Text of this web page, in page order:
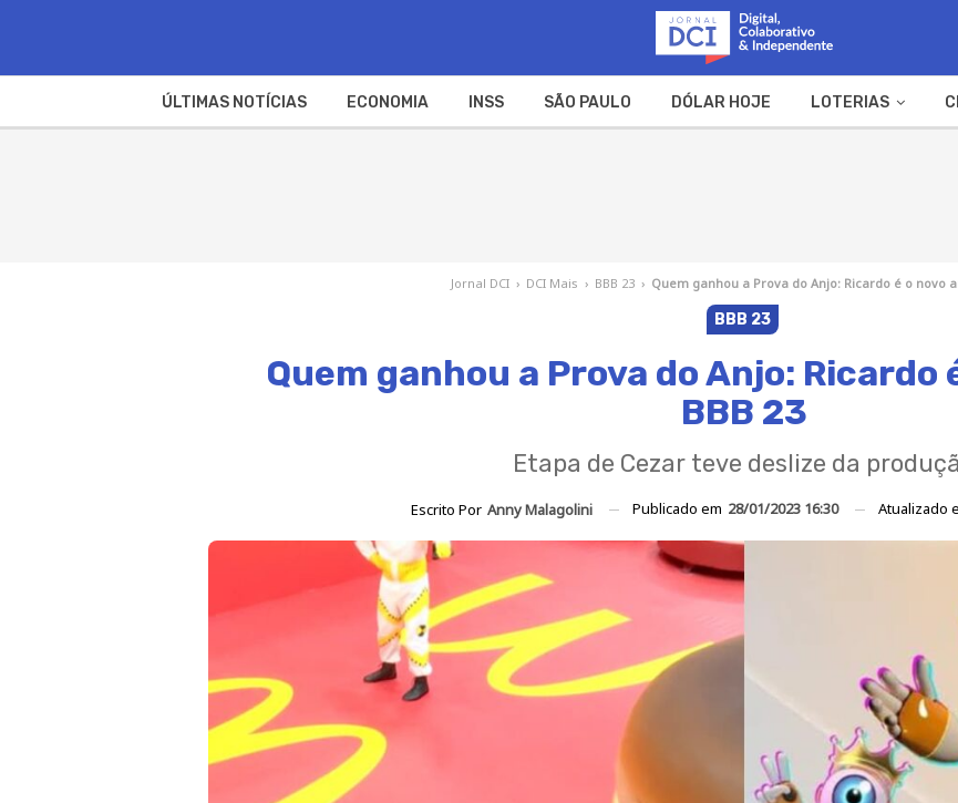
ÚLTIMAS NOTÍCIAS ECONOMIA INSS SÃO PAULO DÓLAR HOJE LOTERIAS
Jornal DCI › DCI Mais › BBB 23 › Quem ganhou a Prova do Anjo: Ricardo é o novo
BBB 23
Quem ganhou a Prova do Anjo: Ricardo
BBB 23
Etapa de Cezar teve deslize da
Escrito Por Anny Malagolini Publicado em 28/01/2023 16:30 Atualizado